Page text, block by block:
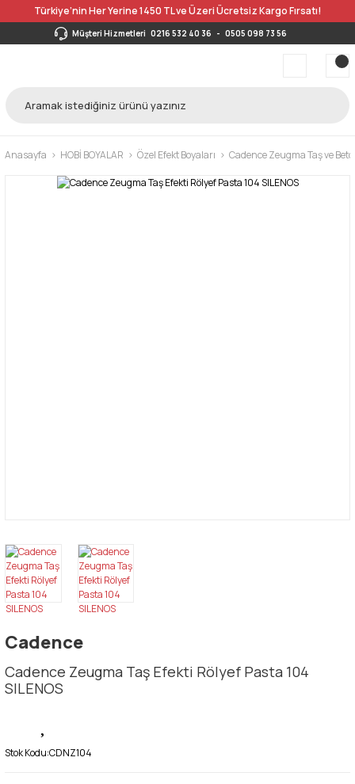
Türkiye’nin Her Yerine 1450 TL ve Üzeri Ücretsiz Kargo Fırsatı!
Müşteri Hizmetleri 0216 532 40 36 - 0505 098 73 56
Anasayfa HOBİ BOYALAR Özel Efekt Boyaları Cadence Zeugma Taş ve
Cadence
Cadence Zeugma Taş Efekti Rölyef Pasta 104
SILENOS
Stok Kodu:CDNZ104